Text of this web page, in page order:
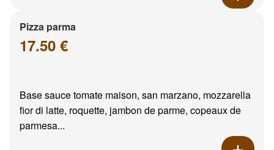
Pizza parma
17.50 €
Base sauce tomate maison, san marzano, mozzarella
fior di latte, roquette, jambon de parme, copeaux de
parmesa...